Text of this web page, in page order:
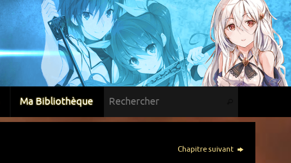
Ma Bibliothèque
Chapitre suivant